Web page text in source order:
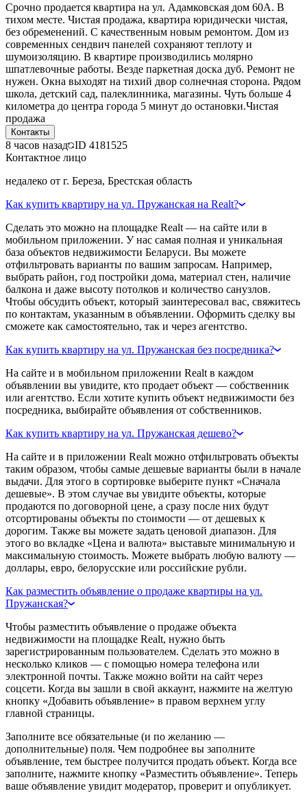
Срочно продается квартира на ул. Адамковская дом 60А. В
тихом месте. Чистая продажа, квартира юридически чистая,
без обременений. С качественным новым ремонтом. Дом из
современных сендвич панелей сохраняют теплоту и
шумоизоляцию. В квартире производились молярно
шпатлевочные работы. Везде паркетная доска дуб. Ремонт не
нужен. Окна выходят на тихий двор солнечная сторона. Рядом
школа, детский сад, палеклинника, магазины. Чуть больше 4
километра до центра города 5 минут до остановки.Чистая
продажа
Контакты
8 часов назад ID 4181525
Контактное лицо
недалеко от г. Береза, Брестская область
Как купить квартиру на ул. Пружанская на Realt?
Сделать это можно на площадке Realt — на сайте или в
мобильном приложении. У нас самая полная и уникальная
база объектов недвижимости Беларуси. Вы можете
отфильтровать варианты по вашим запросам. Например,
выбрать район, год постройки дома, материал стен, наличие
балкона и даже высоту потолков и количество санузлов.
Чтобы обсудить объект, который заинтересовал вас, свяжитесь
по контактам, указанным в объявлении. Оформить сделку вы
сможете как самостоятельно, так и через агентство.
Как купить квартиру на ул. Пружанская без посредника?
На сайте и в мобильном приложении Realt в каждом
объявлении вы увидите, кто продает объект — собственник
или агентство. Если хотите купить объект недвижимости без
посредника, выбирайте объявления от собственников.
Как купить квартиру на ул. Пружанская дешево?
На сайте и в приложении Realt можно отфильтровать объекты
таким образом, чтобы самые дешевые варианты были в начале
выдачи. Для этого в сортировке выберите пункт «Сначала
дешевые». В этом случае вы увидите объекты, которые
продаются по договорной цене, а сразу после них будут
отсортированы объекты по стоимости — от дешевых к
дорогим. Также вы можете задать ценовой диапазон. Для
этого во вкладке «Цена и валюта» выставьте минимальную и
максимальную стоимость. Можете выбрать любую валюту —
доллары, евро, белорусские или российские рубли.
Как разместить объявление о продаже квартиры на ул.
Пружанская?
Чтобы разместить объявление о продаже объекта
недвижимости на площадке Realt, нужно быть
зарегистрированным пользователем. Сделать это можно в
несколько кликов — с помощью номера телефона или
электронной почты. Также можно войти на сайт через
соцсети. Когда вы зашли в свой аккаунт, нажмите на желтую
кнопку «Добавить объявление» в правом верхнем углу
главной страницы.
Заполните все обязательные (и по желанию —
дополнительные) поля. Чем подробнее вы заполните
объявление, тем быстрее получится продать объект. Когда все
заполните, нажмите кнопку «Разместить объявление». Теперь
ваше объявление увидит модератор, проверит и опубликует.